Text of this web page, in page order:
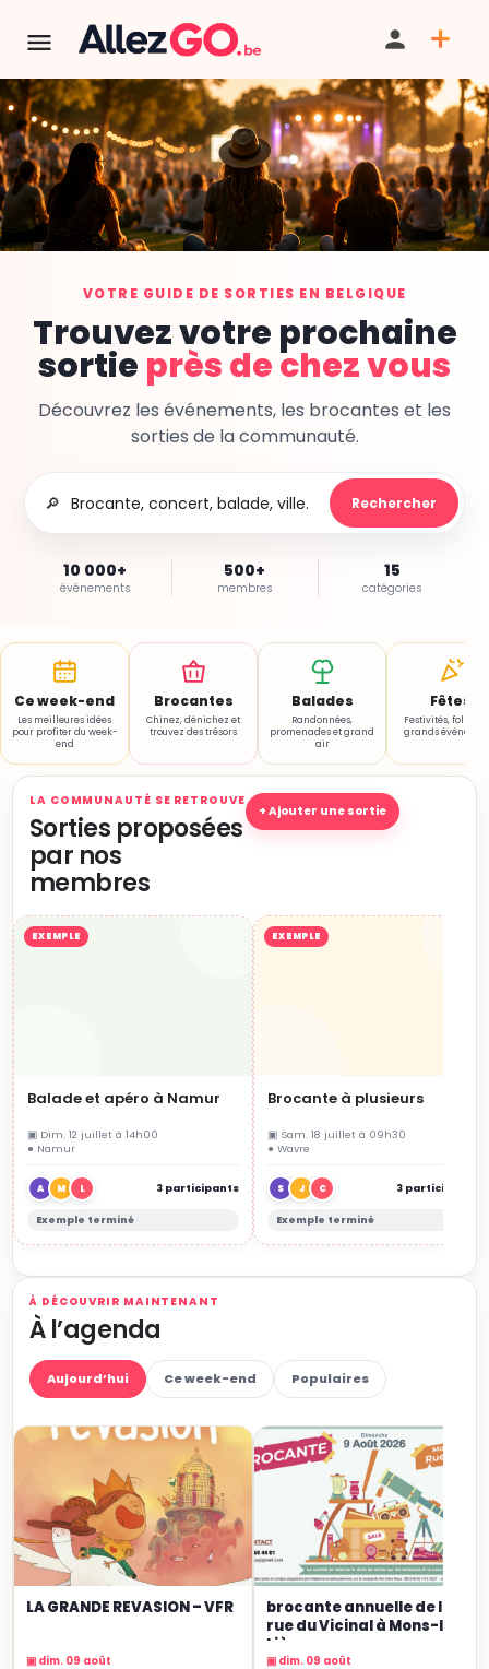
VOTRE GUIDE DE SORTIES EN BELGIQUE
Trouvez votre prochaine
sortie près de chez vous
Découvrez les événements, les brocantes et les
sorties de la communauté.
🔎 Rechercher
10 000+
événements
500+
membres
15
catégories
Ce week-end
Les meilleures idées
pour profiter du week-
end
Brocantes
Chinez, dénichez et
trouvez des trésors
Balades
Randonnées,
promenades et grand
air
Fêtes
Festivités, folklore
grands
LA COMMUNAUTÉ SE RETROUVE
Sorties proposées
par nos
membres
+ Ajouter une sortie
EXEMPLE
Balade et apéro à Namur
▣ Dim. 12 juillet à 14h00
● Namur
A M L 3 participants
Exemple terminé
EXEMPLE
Brocante à plusieurs
▣ Sam. 18 juillet à 09h30
● Wavre
S J C 3 participants
Exemple terminé
À DÉCOUVRIR MAINTENANT
À l’agenda
Aujourd’hui Ce week-end Populaires
LA GRANDE REVASION – VFR
▣ dim. 09 août
brocante annuelle de la
rue du Vicinal à Mons-lez-
Liège
▣ dim. 09 août